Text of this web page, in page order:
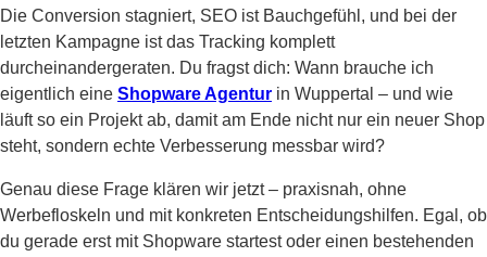
Die Conversion stagniert, SEO ist Bauchgefühl, und bei der
letzten Kampagne ist das Tracking komplett
durcheinandergeraten. Du fragst dich: Wann brauche ich
eigentlich eine Shopware Agentur in Wuppertal – und wie
läuft so ein Projekt ab, damit am Ende nicht nur ein neuer Shop
steht, sondern echte Verbesserung messbar wird?
Genau diese Frage klären wir jetzt – praxisnah, ohne
Werbefloskeln und mit konkreten Entscheidungshilfen. Egal, ob
du gerade erst mit Shopware startest oder einen bestehenden